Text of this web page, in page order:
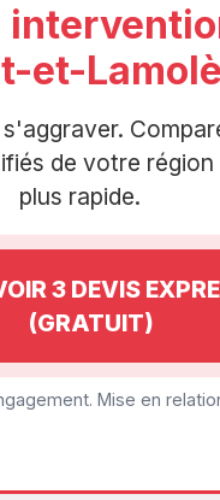
et-
de votre
plus rapide.
3 DEVIS
(GRATUIT)
Mise en